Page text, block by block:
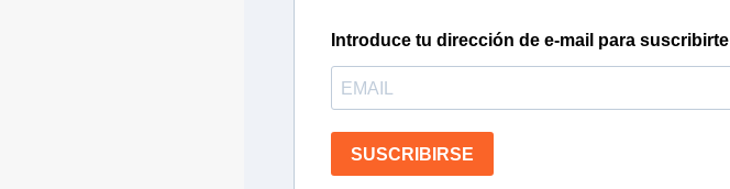
Introduce tu dirección de e-mail para suscribirte
SUSCRIBIRSE